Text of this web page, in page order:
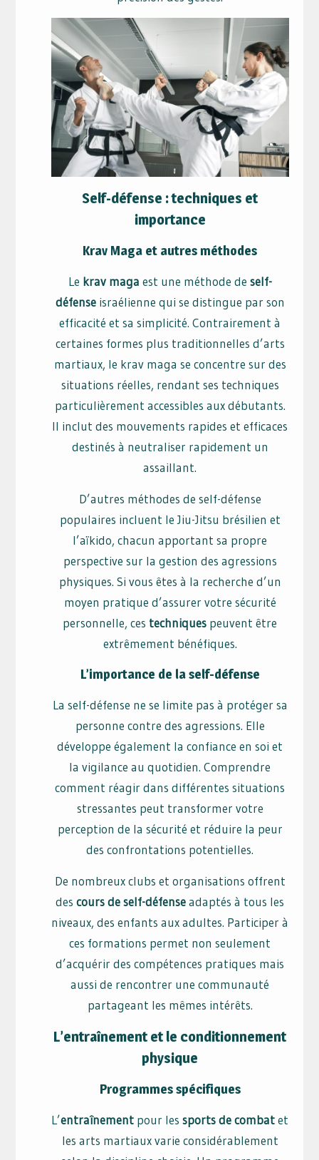
Self-défense : techniques et
importance
Krav Maga et autres méthodes
Le krav maga est une méthode de self-
défenseisraélienne qui se distingue par son
efficacité et sa simplicité. Contrairement à
certaines formes plus traditionnelles d’arts
martiaux, le krav maga se concentre sur des
situations réelles, rendant ses techniques
particulièrement accessibles aux débutants.
Il inclut des mouvements rapides et efficaces
destinés à neutraliser rapidement un
assaillant.
D’autres méthodes de self-défense
populaires incluent le Jiu-Jitsu brésilien et
l’aïkido, chacun apportant sa propre
perspective sur la gestion des agressions
physiques. Si vous êtes à la recherche d’un
moyen pratique d’assurer votre sécurité
personnelle, ces techniques peuvent être
extrêmement bénéfiques.
L’importance de la self-défense
La self-défense ne se limite pas à protéger sa
personne contre des agressions. Elle
développe également la confiance en soi et
la vigilance au quotidien. Comprendre
comment réagir dans différentes situations
stressantes peut transformer votre
perception de la sécurité et réduire la peur
des confrontations potentielles.
De nombreux clubs et organisations offrent
descours de self-défenseadaptés à tous les
niveaux, des enfants aux adultes. Participer à
ces formations permet non seulement
d’acquérir des compétences pratiques mais
aussi de rencontrer une communauté
partageant les mêmes intérêts.
L’entraînement et le conditionnement
physique
Programmes spécifiques
L’entraînement pour lessports de combatet
les arts martiaux varie considérablement